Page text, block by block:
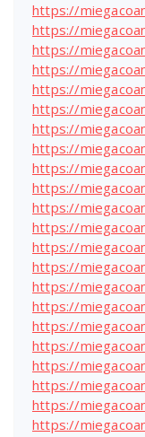
https://
https://
https://
https://
https://
https://
https://
https://
https://
https://
https://
https://
https://
https://
https://
https://
https://
https://
https://
https://
https://
https://